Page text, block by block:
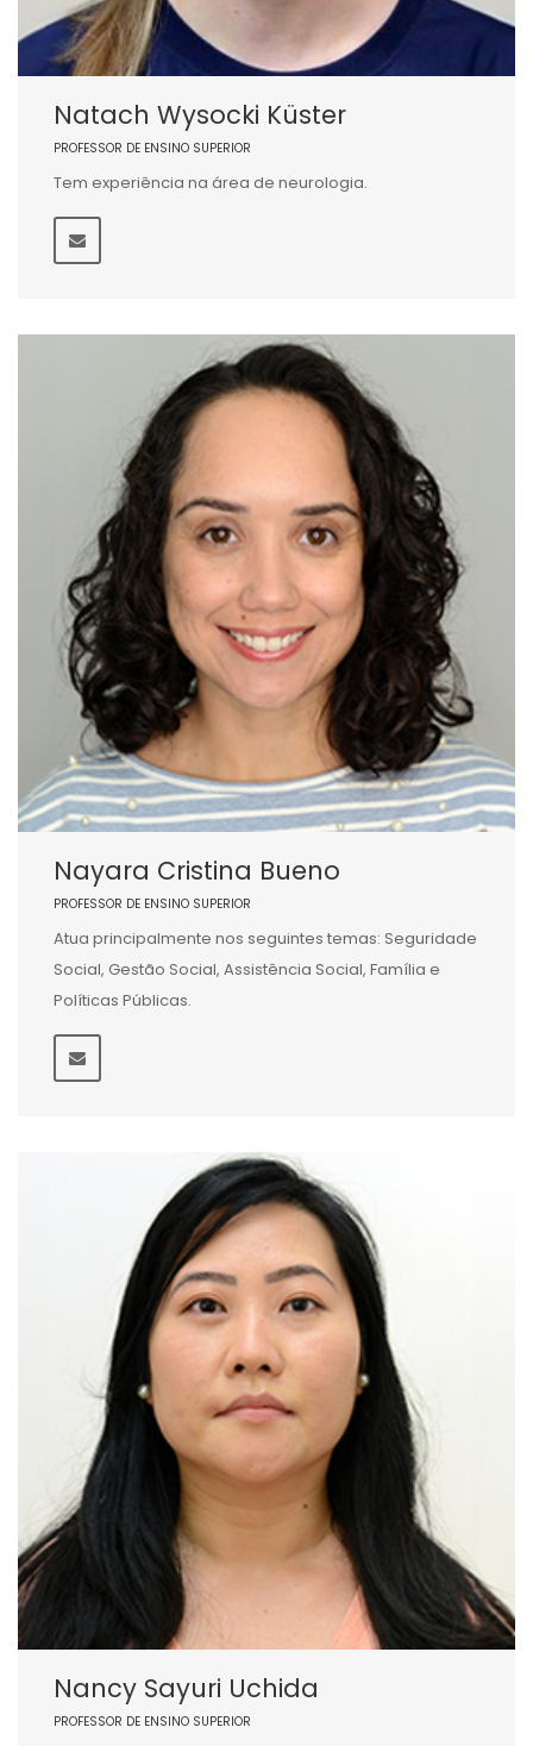
Natach Wysocki Küster
PROFESSOR DE ENSINO SUPERIOR
Tem experiência na área de neurologia.
Nayara Cristina Bueno
PROFESSOR DE ENSINO SUPERIOR
Atua principalmente nos seguintes temas: Seguridade
Social, Gestão Social, Assistência Social, Família e
Políticas Públicas.
Nancy Sayuri Uchida
PROFESSOR DE ENSINO SUPERIOR